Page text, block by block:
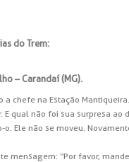
do Trem:
– Carandaí (MG).
chefe na Estação
qual não foi sua surpresa ao
Ele não se moveu.
mensagem: “Por favor,